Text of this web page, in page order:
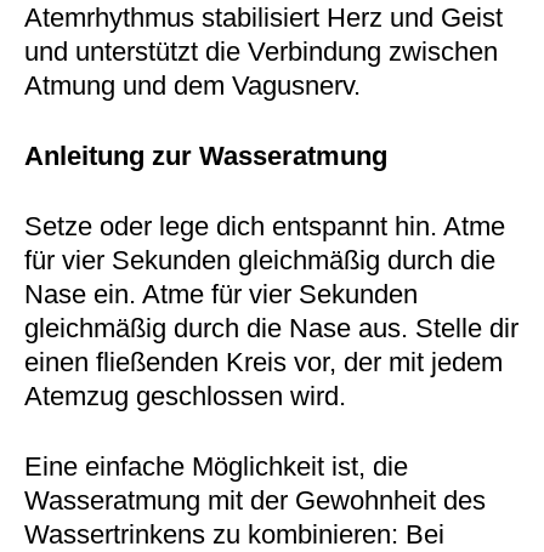
Atemrhythmus stabilisiert Herz und Geist
und unterstützt die Verbindung zwischen
Atmung und dem Vagusnerv.
Anleitung zur Wasseratmung
Setze oder lege dich entspannt hin. Atme
für vier Sekunden gleichmäßig durch die
Nase ein. Atme für vier Sekunden
gleichmäßig durch die Nase aus. Stelle dir
einen fließenden Kreis vor, der mit jedem
Atemzug geschlossen wird.
Eine einfache Möglichkeit ist, die
Wasseratmung mit der Gewohnheit des
Wassertrinkens zu kombinieren: Bei